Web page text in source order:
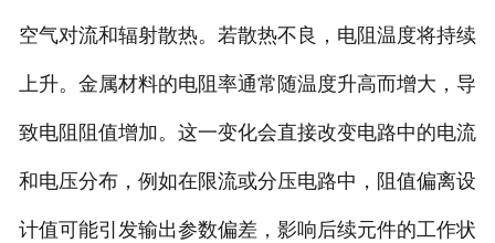
空气对流和辐射散热。若散热不良，电阻温度将持续
上升。金属材料的电阻率通常随温度升高而增大，导
致电阻阻值增加。这一变化会直接改变电路中的电流
和电压分布，例如在限流或分压电路中，阻值偏离设
计值可能引发输出参数偏差，影响后续元件的工作状